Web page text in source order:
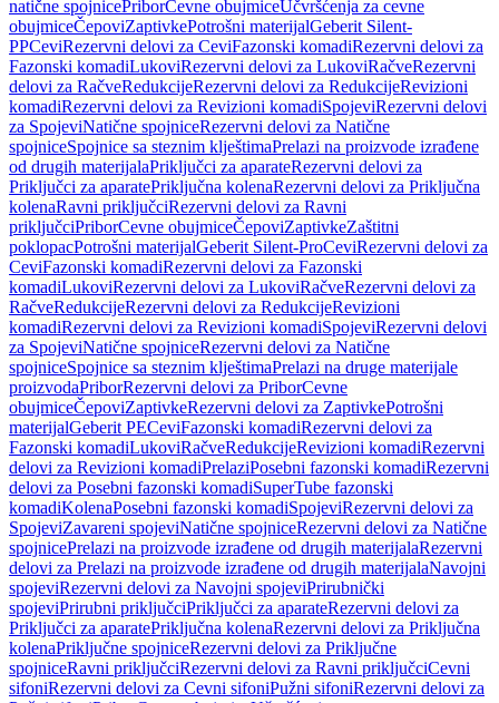
natične spojnicePriborCevne obujmiceUčvršćenja za cevne
obujmiceČepoviZaptivkePotrošni materijalGeberit Silent-
PPCeviRezervni delovi za CeviFazonski komadiRezervni delovi za
Fazonski komadiLukoviRezervni delovi za LukoviRačveRezervni
delovi za RačveRedukcijeRezervni delovi za RedukcijeRevizioni
komadiRezervni delovi za Revizioni komadiSpojeviRezervni delovi
za SpojeviNatične spojniceRezervni delovi za Natične
spojniceSpojnice sa steznim klještimaPrelazi na proizvode izrađene
od drugih materijalaPriključci za aparateRezervni delovi za
Priključci za aparatePriključna kolenaRezervni delovi za Priključna
kolenaRavni priključciRezervni delovi za Ravni
priključciPriborCevne obujmiceČepoviZaptivkeZaštitni
poklopacPotrošni materijalGeberit Silent-ProCeviRezervni delovi za
CeviFazonski komadiRezervni delovi za Fazonski
komadiLukoviRezervni delovi za LukoviRačveRezervni delovi za
RačveRedukcijeRezervni delovi za RedukcijeRevizioni
komadiRezervni delovi za Revizioni komadiSpojeviRezervni delovi
za SpojeviNatične spojniceRezervni delovi za Natične
spojniceSpojnice sa steznim klještimaPrelazi na druge materijale
proizvodaPriborRezervni delovi za PriborCevne
obujmiceČepoviZaptivkeRezervni delovi za ZaptivkePotrošni
materijalGeberit PECeviFazonski komadiRezervni delovi za
Fazonski komadiLukoviRačveRedukcijeRevizioni komadiRezervni
delovi za Revizioni komadiPrelaziPosebni fazonski komadiRezervni
delovi za Posebni fazonski komadiSuperTube fazonski
komadiKolenaPosebni fazonski komadiSpojeviRezervni delovi za
SpojeviZavareni spojeviNatične spojniceRezervni delovi za Natične
spojnicePrelazi na proizvode izrađene od drugih materijalaRezervni
delovi za Prelazi na proizvode izrađene od drugih materijalaNavojni
spojeviRezervni delovi za Navojni spojeviPrirubnički
spojeviPrirubni priključciPriključci za aparateRezervni delovi za
Priključci za aparatePriključna kolenaRezervni delovi za Priključna
kolenaPriključne spojniceRezervni delovi za Priključne
spojniceRavni priključciRezervni delovi za Ravni priključciCevni
sifoniRezervni delovi za Cevni sifoniPužni sifoniRezervni delovi za